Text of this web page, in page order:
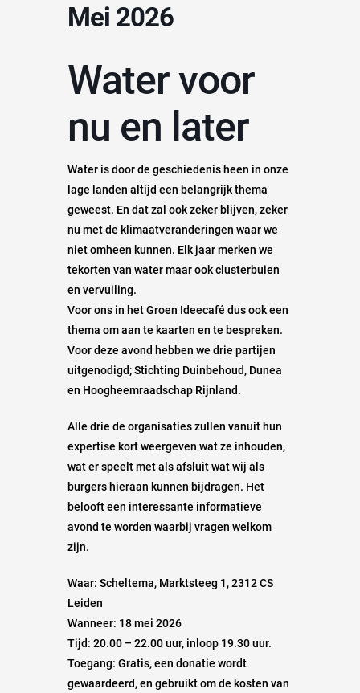
Mei 2026
Water voor
nu en later
Water is door de geschiedenis heen in onze
lage landen altijd een belangrijk thema
geweest. En dat zal ook zeker blijven, zeker
nu met de klimaatveranderingen waar we
niet omheen kunnen. Elk jaar merken we
tekorten van water maar ook clusterbuien
en vervuiling.
Voor ons in het Groen Ideecafé dus ook een
thema om aan te kaarten en te bespreken.
Voor deze avond hebben we drie partijen
uitgenodigd; Stichting Duinbehoud, Dunea
en Hoogheemraadschap Rijnland.
Alle drie de organisaties zullen vanuit hun
expertise kort weergeven wat ze inhouden,
wat er speelt met als afsluit wat wij als
burgers hieraan kunnen bijdragen. Het
belooft een interessante informatieve
avond te worden waarbij vragen welkom
zijn.
Waar: Scheltema, Marktsteeg 1, 2312 CS
Leiden
Wanneer: 18 mei 2026
Tijd: 20.00 – 22.00 uur, inloop 19.30 uur.
Toegang: Gratis, een donatie wordt
gewaardeerd, en gebruikt om de kosten van